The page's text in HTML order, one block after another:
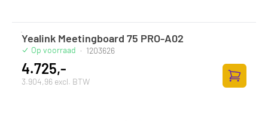
Yealink Meetingboard 75 PRO-A02
Op voorraad · 1203626
4.725,-
3.904,96 excl. BTW
Zum